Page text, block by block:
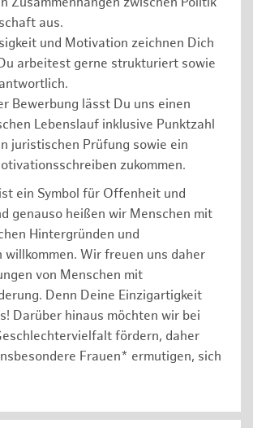
aus.
und Motivation zeichnen Dich
arbeitest gerne strukturiert sowie
Bewerbung lässt Du uns einen
Lebenslauf inklusive Punktzahl
juristischen Prüfung sowie ein
zukommen.
ein Symbol für Offenheit und
genauso heißen wir Menschen mit
Hintergründen und
willkommen. Wir freuen uns daher
von Menschen mit
Denn Deine Einzigartigkeit
Darüber hinaus möchten wir bei
fördern, daher
Frauen* ermutigen, sich